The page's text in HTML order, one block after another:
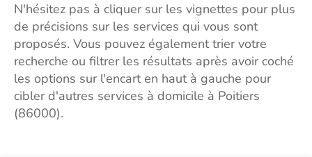
N'hésitez pas à cliquer sur les vignettes pour plus
de précisions sur les services qui vous sont
proposés. Vous pouvez également trier votre
recherche ou filtrer les résultats après avoir coché
les options sur l'encart en haut à gauche pour
cibler d'autres services à domicile à Poitiers
(86000).